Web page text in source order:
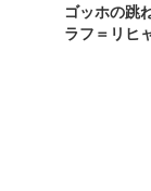
ゴッホの跳
ラフ＝リヒ